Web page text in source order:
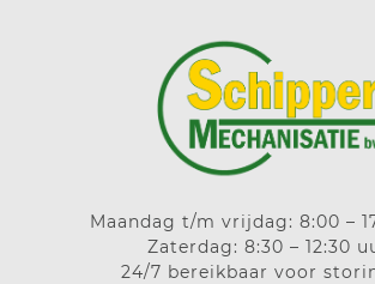
Maandag t/m vrijdag: 8:00 –
Zaterdag: 8:30 – 12:30
24/7 bereikbaar voor